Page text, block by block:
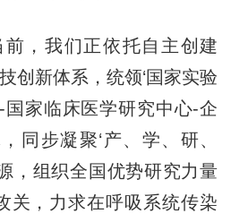
，我们正依托自主创建
创新体系，统领‘国家实验
家临床医学研究中心-企
同步凝聚‘产、学、研、
，组织全国优势研究力量
关，力求在呼吸系统传染